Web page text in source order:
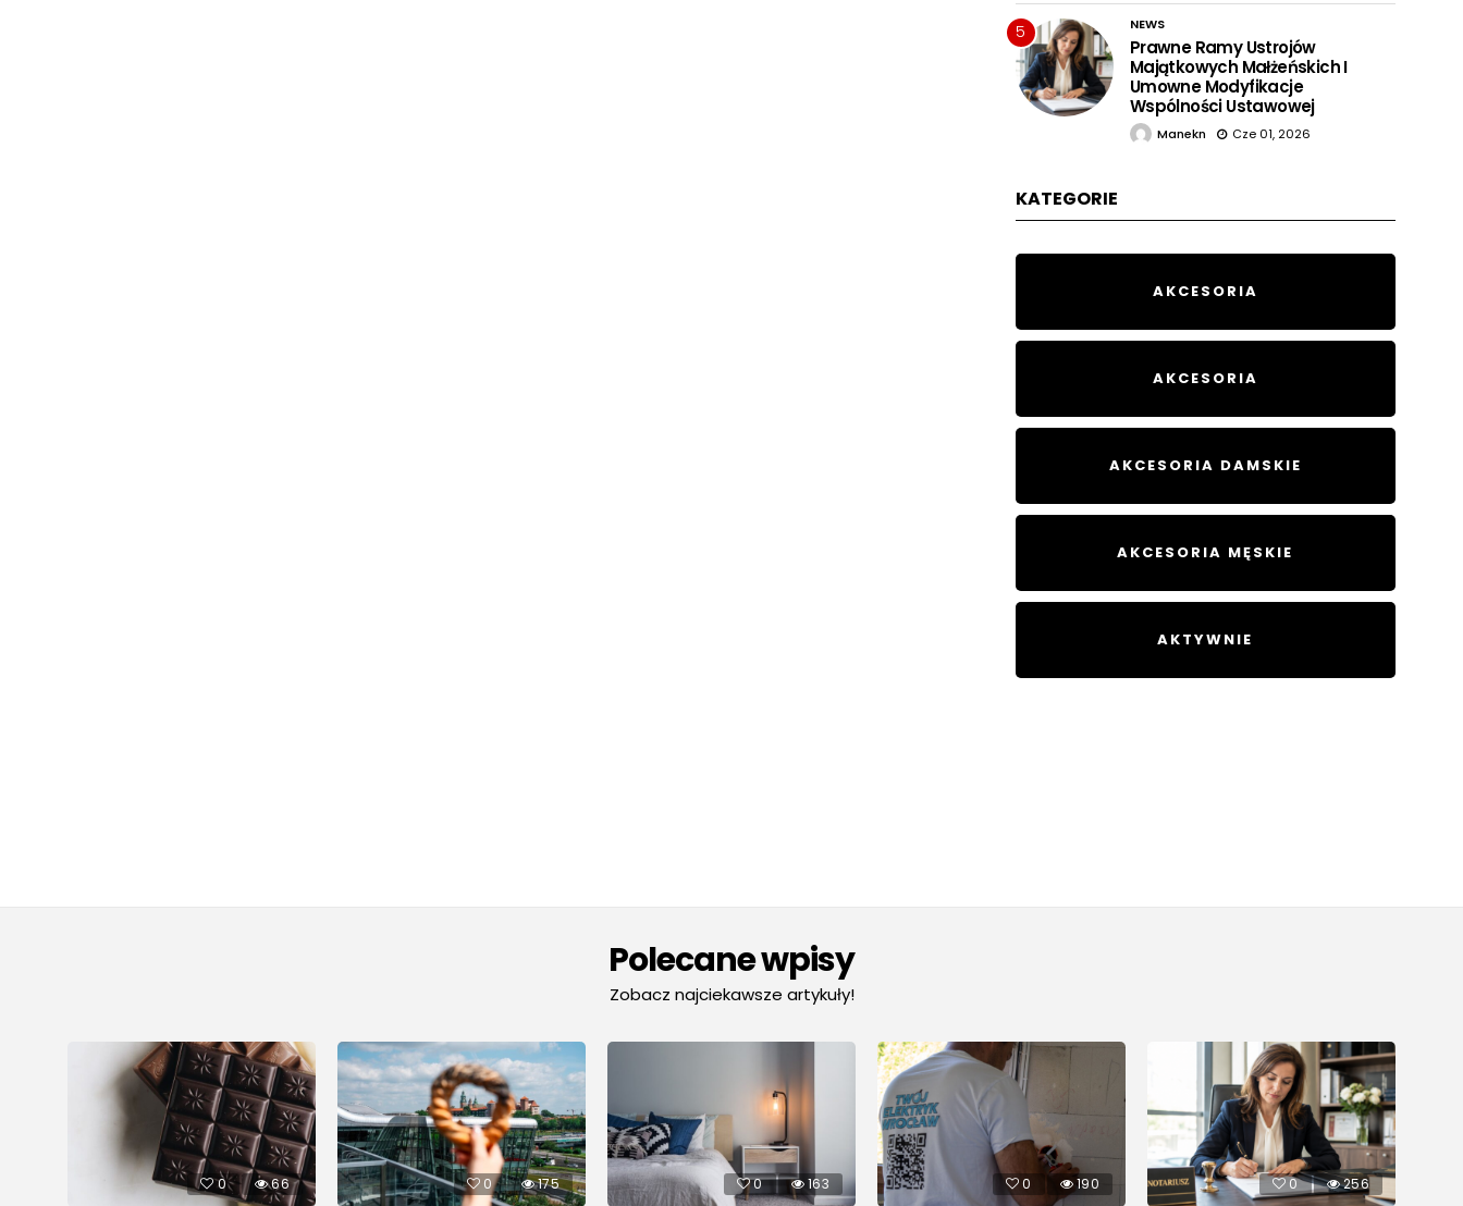
5 NEWS
Prawne Ramy Ustrojów
Majątkowych Małżeńskich I
Umowne Modyfikacje
Wspólności Ustawowej
Manekn Cze 01, 2026
KATEGORIE
AKCESORIA
AKCESORIA
AKCESORIA DAMSKIE
AKCESORIA MĘSKIE
AKTYWNIE
Polecane wpisy
Zobacz najciekawsze artykuły!
0 66 0 175 0 163 0 190 0 256